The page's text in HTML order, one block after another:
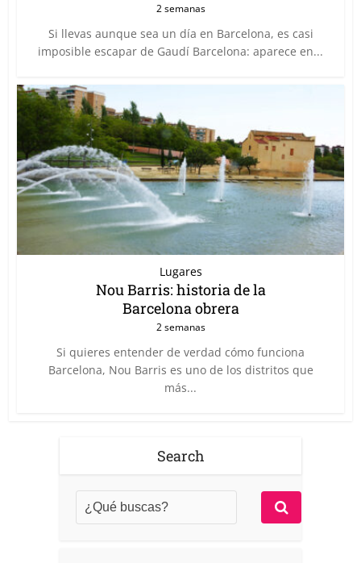
2 semanas
Si llevas aunque sea un día en Barcelona, es casi
imposible escapar de Gaudí Barcelona: aparece en...
Lugares
Nou Barris: historia de la
Barcelona obrera
2 semanas
Si quieres entender de verdad cómo funciona
Barcelona, Nou Barris es uno de los distritos que
más...
Search